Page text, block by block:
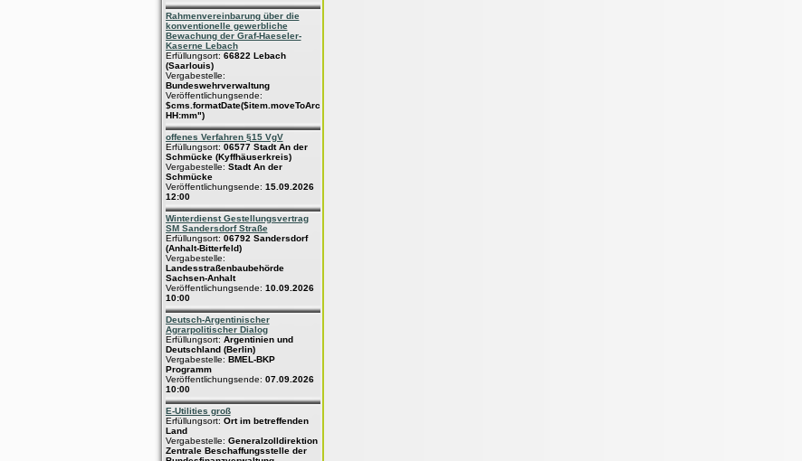
Rahmenvereinbarung über die
konventionelle gewerbliche
Bewachung der Graf-Haeseler-
Kaserne Lebach
Erfüllungsort: 66822 Lebach
(Saarlouis)
Vergabestelle:
Bundeswehrverwaltung
Veröffentlichungsende:
$cms.formatDate($item.moveToArchive,"dd.MM.yyyy
HH:mm")
offenes Verfahren §15 VgV
Erfüllungsort: 06577 Stadt An der
Schmücke (Kyffhäuserkreis)
Vergabestelle: Stadt An der
Schmücke
Veröffentlichungsende: 15.09.2026
12:00
Winterdienst Gestellungsvertrag
SM Sandersdorf Straße
Erfüllungsort: 06792 Sandersdorf
(Anhalt-Bitterfeld)
Vergabestelle:
Landesstraßenbaubehörde
Sachsen-Anhalt
Veröffentlichungsende: 10.09.2026
10:00
Deutsch-Argentinischer
Agrarpolitischer Dialog
Erfüllungsort: Argentinien und
Deutschland (Berlin)
Vergabestelle: BMEL-BKP
Programm
Veröffentlichungsende: 07.09.2026
10:00
E-Utilities groß
Erfüllungsort: Ort im betreffenden
Land
Vergabestelle: Generalzolldirektion
Zentrale Beschaffungsstelle der